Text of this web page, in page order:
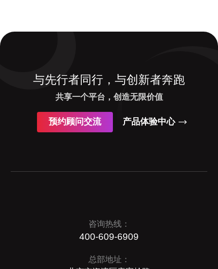
与先行者同行，与创新者奔跑
共享一个平台，创造无限价值
预约顾问交流 产品体验中心
咨询热线：
400-609-6909
总部地址：